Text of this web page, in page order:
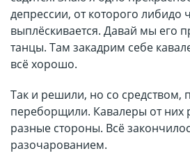
депрессии, от которого либидо
выплёскивается. Давай мы его
танцы. Там закадрим себе
всё хорошо.
Так и решили, но со средством,
переборщили. Кавалеры от них
разные стороны. Всё
разочарованием.